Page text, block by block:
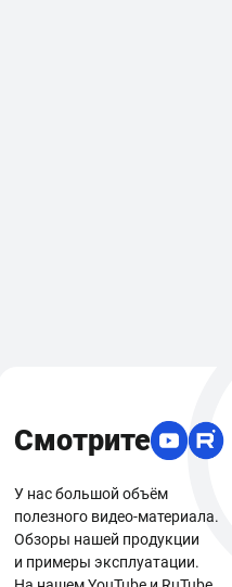
Смотрите
У нас большой объём
полезного видео-материала.
Обзоры нашей продукции
и примеры эксплуатации.